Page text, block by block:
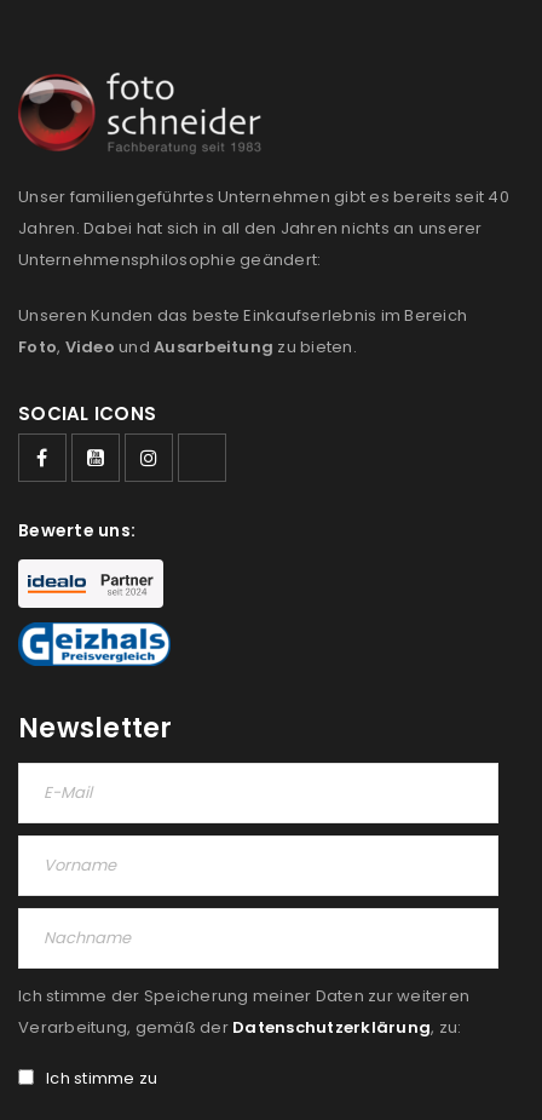
Unser familiengeführtes Unternehmen gibt es bereits seit 40
Jahren. Dabei hat sich in all den Jahren nichts an unserer
Unternehmensphilosophie geändert:
Unseren Kunden das beste Einkaufserlebnis im Bereich
Foto, Video und Ausarbeitung zu bieten.
SOCIAL ICONS
Bewerte uns:
Newsletter
Ich stimme der Speicherung meiner Daten zur weiteren
Verarbeitung, gemäß der Datenschutzerklärung, zu:
Ich stimme zu